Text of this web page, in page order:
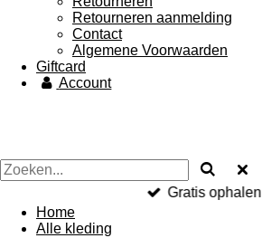
Retourneren aanmelding
Contact
Algemene Voorwaarden
Giftcard
Account
Gratis ophalen
Home
Alle kleding